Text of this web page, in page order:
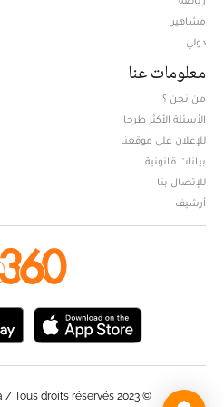
مشاهير
دولي
معلومات عنا
من نحن ؟
الأسئلة الأكثر طرحا
للإعلان على موقعنا
بيانات قانونية
للإتصال بنا
أرشيف
© Web News / le360.ma / Tous droits réservés 2023